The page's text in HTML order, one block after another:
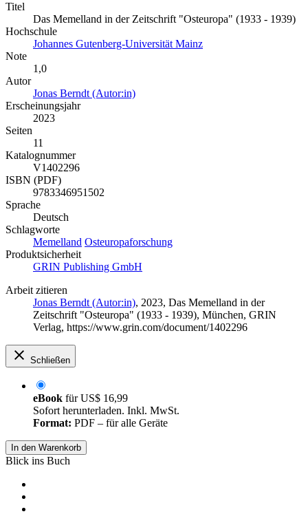
Titel
Das Memelland in der Zeitschrift "Osteuropa" (1933 - 1939)
Hochschule
Johannes Gutenberg-Universität Mainz
Note
1,0
Autor
Jonas Berndt (Autor:in)
Erscheinungsjahr
2023
Seiten
11
Katalognummer
V1402296
ISBN (PDF)
9783346951502
Sprache
Deutsch
Schlagworte
Memelland Osteuropaforschung
Produktsicherheit
GRIN Publishing GmbH
Arbeit zitieren
Jonas Berndt (Autor:in), 2023, Das Memelland in der
Zeitschrift "Osteuropa" (1933 - 1939), München, GRIN
Verlag, https://www.grin.com/document/1402296
Schließen
eBook fürUS$ 16,99
Sofort herunterladen. Inkl. MwSt.
Format: PDF – für alle Geräte
In den Warenkorb
Blick ins Buch